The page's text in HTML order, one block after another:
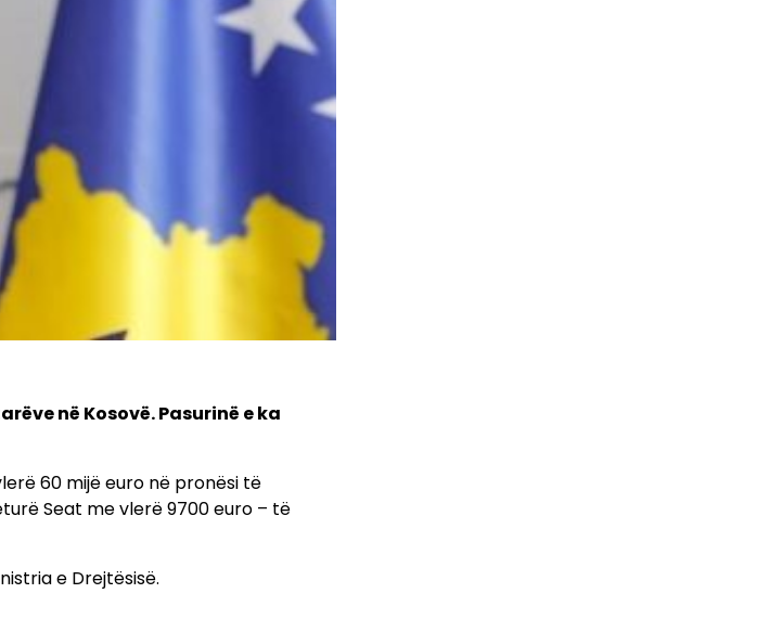
në Kosovë. Pasurinë e ka
60 mijë euro në pronësi të
Seat me vlerë 9700 euro – të
e Drejtësisë.